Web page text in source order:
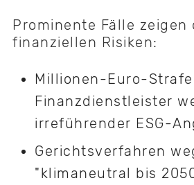
Prominente Fälle zeigen
finanziellen Risiken:
Millionen-Euro-
Finanzdienstleister
irreführender ESG-
Gerichtsverfahren
"klimaneutral bis